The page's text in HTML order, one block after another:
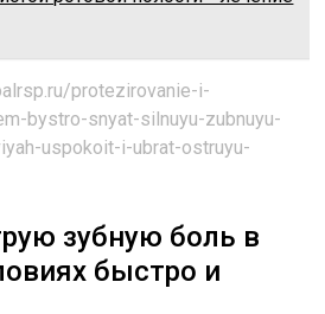
protezirovanie-i-
bystro-snyat-silnuyu-zubnuyu-
uspokoit-i-ubrat-ostruyu-
зубную боль в
быстро и